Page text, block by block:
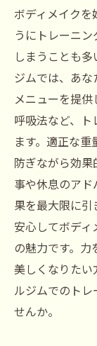
ボディメイクを
うにトレーニ
しまうことも
ジムでは、あ
メニューを提
呼吸法など、
ます。適正な
防ぎながら効
事や休息のア
果を最大限に
安心してボデ
の魅力です。力
美しくなりた
ルジムでのト
せんか。